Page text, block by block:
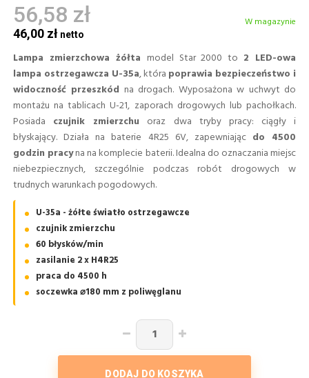
56,58 zł
46,00 zł
W magazynie
Lampa zmierzchowa żółta model Star 2000 to 2 LED-owa
lampa ostrzegawcza U-35a, która poprawia bezpieczeństwo i
widoczność przeszkód na drogach. Wyposażona w uchwyt do
montażu na tablicach U-21, zaporach drogowych lub pachołkach.
Posiada czujnik zmierzchu oraz dwa tryby pracy: ciągły i
błyskający. Działa na baterie 4R25 6V, zapewniając do 4500
godzin pracyna na komplecie baterii. Idealna do oznaczania miejsc
niebezpiecznych, szczególnie podczas robót drogowych w
trudnych warunkach pogodowych.
U-35a - żółte światło ostrzegawcze
czujnik zmierzchu
60 błysków/min
zasilanie 2 x H4R25
praca do 4500 h
soczewka ⌀180 mm z poliwęglanu
DODAJ DO KOSZYKA